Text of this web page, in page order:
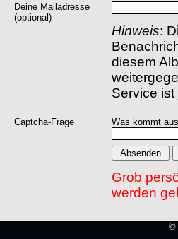
Deine Mailadresse
(optional)
Hinweis:
diesem
Service
Captcha-Frage Was kommt
Grob
werden
©